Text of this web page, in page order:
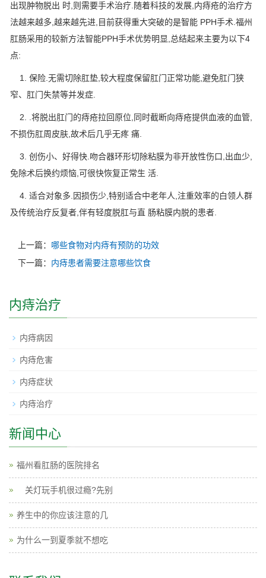
出现肿物脱出 时,则需要手术治疗.随着科技的发展,内痔疮的治疗方
法越来越多,越来越先进,目前获得重大突破的是智能 PPH手术.福州
肛肠采用的较新方法智能PPH手术优势明显,总结起来主要为以下4
点:
1. 保险.无需切除肛垫,较大程度保留肛门正常功能,避免肛门狭
窄、肛门失禁等并发症.
2. .将脱出肛门的痔疮拉回原位,同时截断向痔疮提供血液的血管,
不损伤肛周皮肤,故术后几乎无疼 痛.
3. 创伤小、好得快.吻合器环形切除粘膜为非开放性伤口,出血少,
免除术后换约烦恼,可很快恢复正常生 活.
4. 适合对象多.因损伤少,特别适合中老年人,注重效率的白领人群
及传统治疗反复者,伴有轻度脱肛与直 肠粘膜内脱的患者.
上一篇： 哪些食物对内痔有预防的功效
下一篇： 内痔患者需要注意哪些饮食
内痔治疗
内痔病因
内痔危害
内痔症状
内痔治疗
新闻中心
福州看肛肠的医院排名
关灯玩手机很过瘾?先别
养生中的你应该注意的几
为什么一到夏季就不想吃